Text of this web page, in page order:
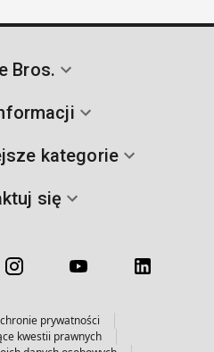
Bros.
kategorie
się
prywatności
kwestii prawnych